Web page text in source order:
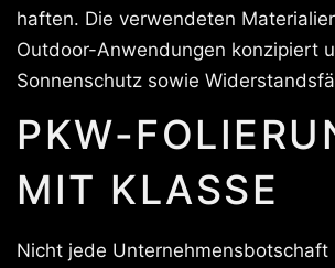
haften. Die verwendeten
Outdoor-Anwendungen konzipiert
Sonnenschutz sowie
PKW-
MIT KLASSE
Nicht jede Unternehmensbotschaft